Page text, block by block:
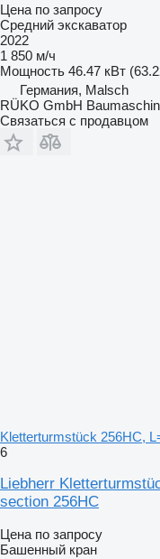
Цена по запросу
Средний экскаватор
2022
1 850 м/ч
Мощность 46.47 кВт
Германия, Malsch
RÜKO GmbH
Связаться с продавцом
Kletterturmstück 256HC,
6
Liebherr
section 256HC
Цена по запросу
Башенный кран